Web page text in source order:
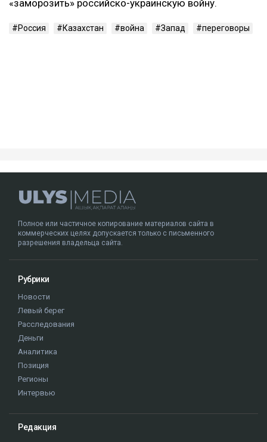
«заморозить» российско-украинскую войну.
Россия Казахстан война Запад переговоры
Полное или частичное копирование материалов сайта в
коммерческих целях допускается только с письменного
разрешения владельца сайта.
Рубрики
Новости
Левый берег
Расследования
Деньги
Аналитика
Позиция
Регионы
Интервью
Редакция